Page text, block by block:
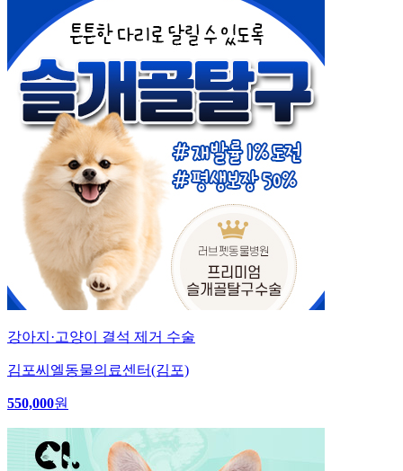
강아지·고양이 결석 제거 수술
김포씨엘동물의료센터(김포)
550,000원